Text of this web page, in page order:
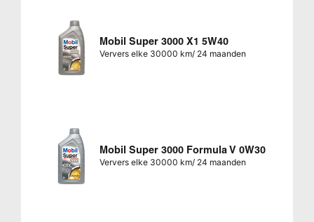
Mobil Super 3000 X1 5W40
Ververs elke 30000 km/ 24 maanden
Mobil Super 3000 Formula V 0W30
Ververs elke 30000 km/ 24 maanden